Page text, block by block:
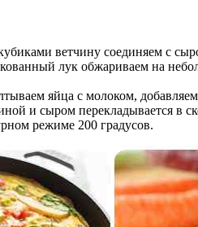
ветчину соединяем с
лук обжариваем на
яйца с молоком,
и сыром перекладывается в
режиме 200 градусов.